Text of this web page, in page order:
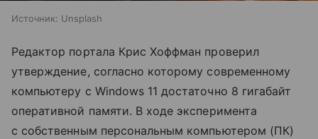
Источник: Unsplash
Редактор портала Крис Хоффман проверил
утверждение, согласно которому современному
компьютеру с Windows 11 достаточно 8 гигабайт
оперативной памяти. В ходе эксперимента
с собственным персональным компьютером (ПК)